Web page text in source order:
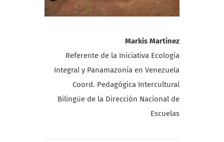
Markis Martínez
Referente de la Iniciativa Ecología
Integral y Panamazonía en Venezuela
Coord. Pedagógica Intercultural
Bilingüe de la Dirección Nacional de
Escuelas